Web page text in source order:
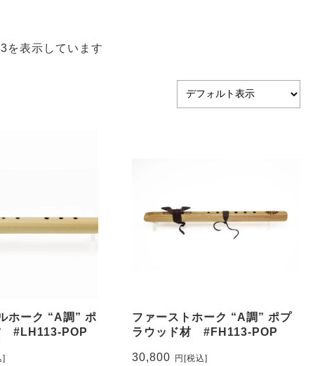
を表示しています
ホーク “A調” ポ
#LH113-POP
]
ファーストホーク “A調” ポプ
ラウッド材 #FH113-POP
30,800 円[税込]